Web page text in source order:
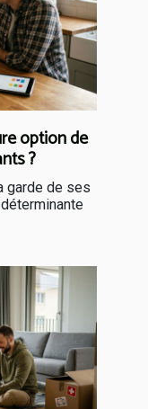
option de
?
garde de ses